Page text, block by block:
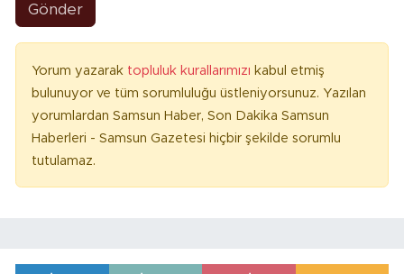
Gönder
Yorum yazarak topluluk kurallarımızı kabul etmiş
bulunuyor ve tüm sorumluluğu üstleniyorsunuz. Yazılan
yorumlardan Samsun Haber, Son Dakika Samsun
Haberleri - Samsun Gazetesi hiçbir şekilde sorumlu
tutulamaz.